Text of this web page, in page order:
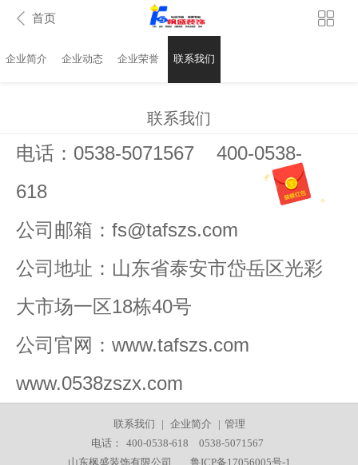
首页
企业简介 企业动态 企业荣誉 联系我们
联系我们
电话： 0538-5071567 400-0538-
618
公司邮箱：fs@tafszs.com
公司地址 ： 山东省泰安市岱岳区光彩
大市场一区18栋40号
公司官网 ：www.tafszs.com
www.0538zszx.com
联系我们 | 企业简介 | 管理
电话：
400-0538-618
0538-5071567
山东枫盛装饰有限公司
鲁ICP备17056005号-1